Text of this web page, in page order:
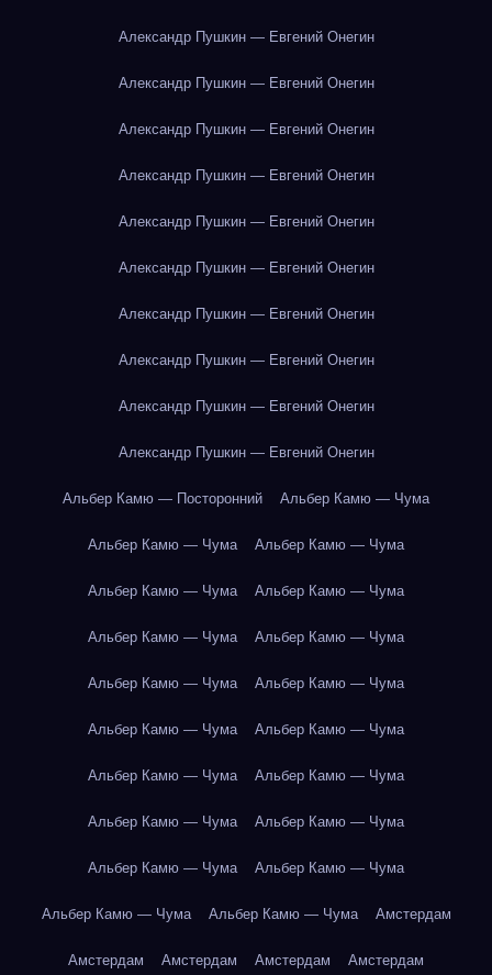
Александр Пушкин — Евгений Онегин
Александр Пушкин — Евгений Онегин
Александр Пушкин — Евгений Онегин
Александр Пушкин — Евгений Онегин
Александр Пушкин — Евгений Онегин
Александр Пушкин — Евгений Онегин
Александр Пушкин — Евгений Онегин
Александр Пушкин — Евгений Онегин
Александр Пушкин — Евгений Онегин
Александр Пушкин — Евгений Онегин
Альбер Камю — Посторонний Альбер Камю — Чума
Альбер Камю — Чума Альбер Камю — Чума
Альбер Камю — Чума Альбер Камю — Чума
Альбер Камю — Чума Альбер Камю — Чума
Альбер Камю — Чума Альбер Камю — Чума
Альбер Камю — Чума Альбер Камю — Чума
Альбер Камю — Чума Альбер Камю — Чума
Альбер Камю — Чума Альбер Камю — Чума
Альбер Камю — Чума Альбер Камю — Чума
Альбер Камю — Чума Альбер Камю — Чума Амстердам
Амстердам Амстердам Амстердам Амстердам